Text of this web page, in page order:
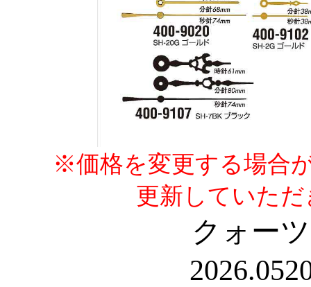
※価格を変更する場合
更新していた
クォー